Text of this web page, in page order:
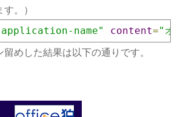
。）
name" content="オフ
めした結果は以下の通りです。